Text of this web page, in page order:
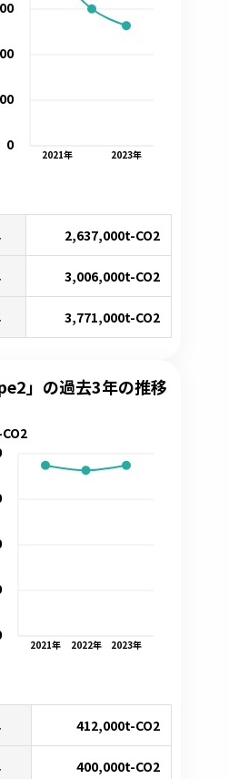
2021年 2023年
0
2,637,000t-CO2
3,006,000t-CO2
3,771,000t-CO2
」の過去3年の推移
2021年 2022年 2023年
412,000t-CO2
400,000t-CO2